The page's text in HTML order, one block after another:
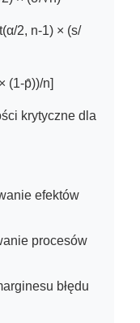
2, n-1) × (s/
(1-p̂))/n]
krytyczne dla
efektów
procesów
błędu